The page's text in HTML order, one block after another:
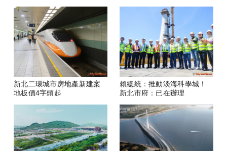
新北二環城市房地產新建案
地板價4字頭起
賴總統：推動淡海科學城！
新北市府：已在辦理